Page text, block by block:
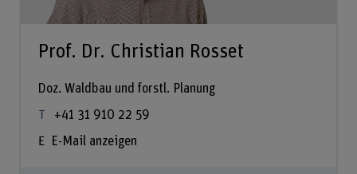
Prof. Dr. Christian Rosset
Doz. Waldbau und forstl. Planung
+41 31 910 22 59
E-Mail anzeigen